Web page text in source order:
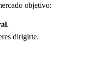
objetivo:
dirigirte.